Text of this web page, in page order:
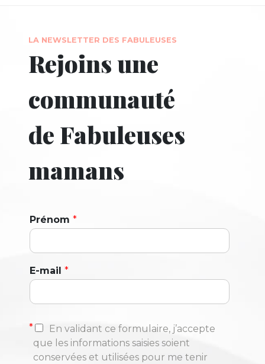
LA NEWSLETTER DES FABULEUSES
Rejoins une
communauté
de Fabuleuses
mamans
Prénom *
E-mail *
*
En validant ce formulaire, j’accepte
que les informations saisies soient
conservées et utilisées pour me tenir